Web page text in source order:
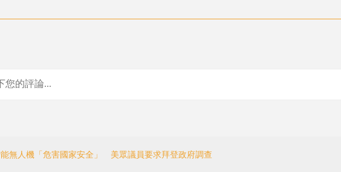
無人機「危害國家安全」 美眾議員要求拜登政府調查